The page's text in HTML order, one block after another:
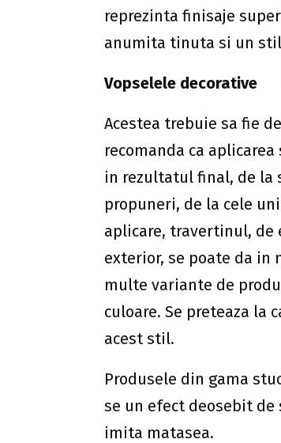
reprezinta finisaje
anumita tinuta si un
Vopselele decorative
Acestea trebuie sa fie
recomanda ca
in rezultatul final, de la
propuneri, de la cele
aplicare, travertinul, de
exterior, se poate da
multe variante de
culoare. Se preteaza la
acest stil.
Produsele din gama
se un efect deosebit
imita matasea.